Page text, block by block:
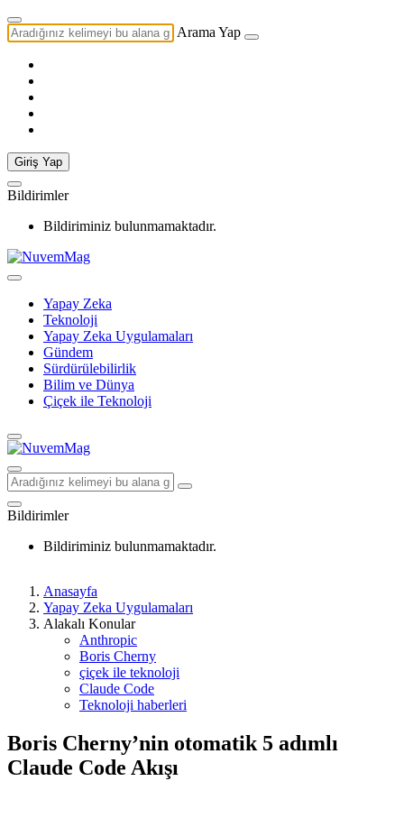
Arama Yap
Giriş Yap
Bildirimler
Bildiriminiz bulunmamaktadır.
Yapay Zeka
Teknoloji
Yapay Zeka Uygulamaları
Gündem
Sürdürülebilirlik
Bilim ve Dünya
Çiçek ile Teknoloji
Bildirimler
Bildiriminiz bulunmamaktadır.
Anasayfa
Yapay Zeka Uygulamaları
Alakalı Konular
Anthropic
Boris Cherny
çiçek ile teknoloji
Claude Code
Teknoloji haberleri
Boris Cherny’nin otomatik 5 adımlı
Claude Code Akışı